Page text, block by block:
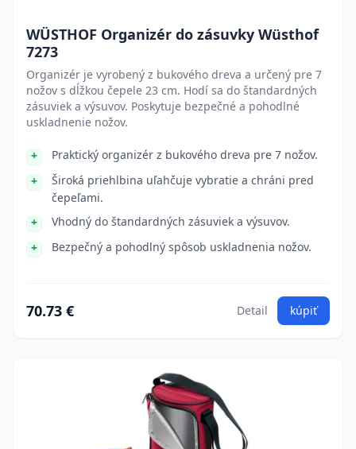
WÜSTHOF Organizér do zásuvky Wüsthof
7273
Organizér je vyrobený z bukového dreva a určený pre 7
nožov s dĺžkou čepele 23 cm. Hodí sa do štandardných
zásuviek a výsuvov. Poskytuje bezpečné a pohodlné
uskladnenie nožov.
Praktický organizér z bukového dreva pre 7 nožov.
Široká priehlbina uľahčuje vybratie a chráni pred
čepeľami.
Vhodný do štandardných zásuviek a výsuvov.
Bezpečný a pohodlný spôsob uskladnenia nožov.
70.73 € Detail kúpiť